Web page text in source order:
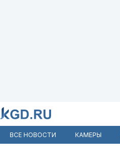
ВСЕ НОВОСТИ КАМЕРЫ